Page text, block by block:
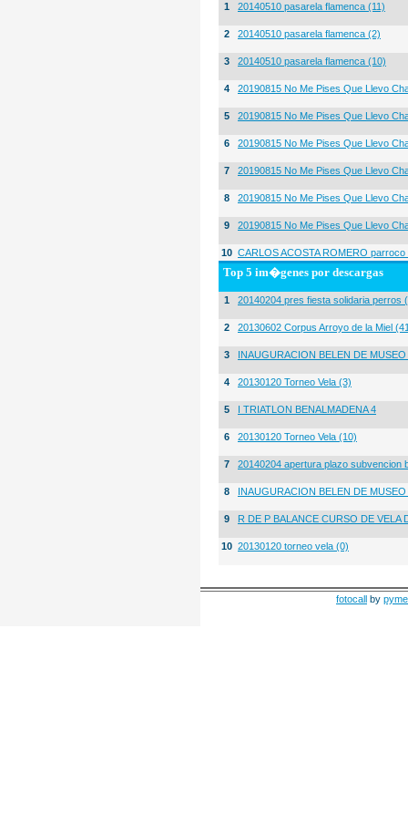
1 20140510 pasarela flamenca (11)
2 20140510 pasarela flamenca (2)
3 20140510 pasarela flamenca (10)
4 20190815 No Me Pises Que Llevo
5 20190815 No Me Pises Que Llevo
6 20190815 No Me Pises Que Llevo
7 20190815 No Me Pises Que Llevo
8 20190815 No Me Pises Que Llevo
9 20190815 No Me Pises Que Llevo
10 CARLOS ACOSTA ROMERO
Top 5 im�genes por descargas
1 20140204 pres fiesta solidaria perros
2 20130602 Corpus Arroyo de la Miel
3 INAUGURACION BELEN DE
4 20130120 Torneo Vela (3)
5 I TRIATLON BENALMADENA 4
6 20130120 Torneo Vela (10)
7 20140204 apertura plazo subvencion
8 INAUGURACION BELEN DE
9 R DE P BALANCE CURSO DE VELA
10 20130120 torneo vela (0)
fotocall by